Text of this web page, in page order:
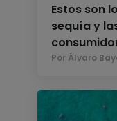
Estos son
sequía y
Por Álvaro